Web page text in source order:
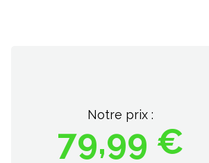
Notre prix :
79,99 €